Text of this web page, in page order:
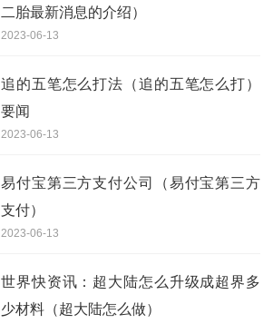
二胎最新消息的介绍）
2023-06-13
追的五笔怎么打法（追的五笔怎么打）
要闻
2023-06-13
易付宝第三方支付公司（易付宝第三方
支付）
2023-06-13
世界快资讯：超大陆怎么升级成超界多
少材料（超大陆怎么做）